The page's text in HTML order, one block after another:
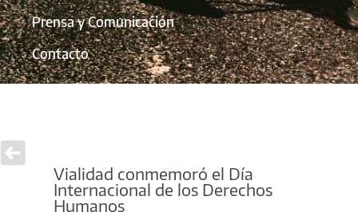
Prensa y Comunicación
Contacto
Vialidad conmemoró el Día
Internacional de los Derechos
Humanos